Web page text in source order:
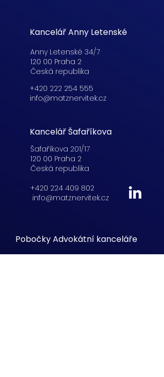
Kancelář Anny Letenské
Anny Letenské 34/7
120 00 Praha 2
Česká republika
+420 222 254 555
info@matznervitek.cz
Kancelář Šafaříkova
Šafaříkova 201/17
120 00 Praha 2
Česká republika
+420 224 409 802
info@matznervitek.cz
Pobočky Advokátní kanceláře